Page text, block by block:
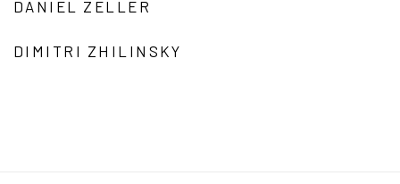
DANIEL ZELLER
DIMITRI ZHILINSKY